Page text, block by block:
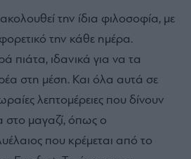
την ίδια φιλοσοφία, με
την κάθε ημέρα.
πιάτα, ιδανικά για να τα
στη μέση. Και όλα αυτά σε
λεπτομέρειες που δίνουν
στο μαγαζί, όπως ο
που κρέμεται από το